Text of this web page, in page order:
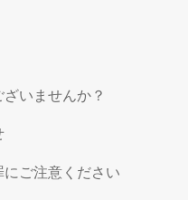
いませんか？
ご注意ください